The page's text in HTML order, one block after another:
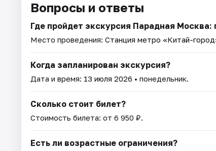
Вопросы и ответы
Где пройдет экскурсия Парадная Москва:
Место проведения: Станция метро «Китай-
Когда запланирован экскурсия?
Дата и время: 13 июля 2026 • понедельник.
Сколько стоит билет?
Стоимость билета: от 6 950 ₽.
Есть ли возрастные ограничения?